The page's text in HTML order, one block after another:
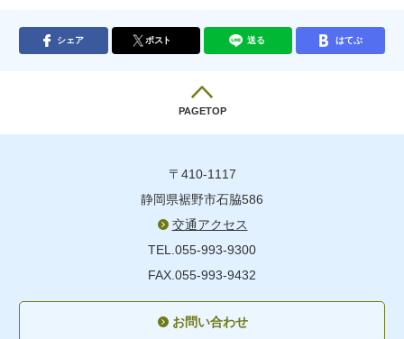
シェア ポスト 送る はてぶ
PAGETOP
〒410-1117
静岡県裾野市石脇586
交通アクセス
TEL.055-993-9300
FAX.055-993-9432
お問い合わせ